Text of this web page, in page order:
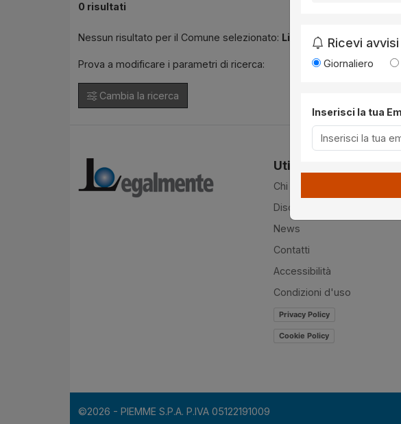
0 risultati
Nessun risultato per il Comune selezionato: Livorno. Nessun
Prova a modificare i parametri di ricerca:
Cambia la ricerca
Utilità
Chi siamo
Disclaimer
News
Contatti
Accessibilità
Condizioni d'uso
Privacy Policy
Cookie Policy
©2026 - PIEMME S.P.A. P.IVA 05122191009
Ricevi
Giornaliero
Inserisci la tua